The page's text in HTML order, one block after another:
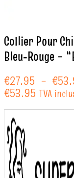
Collier Pour
Bleu‑Rouge –
€27.95 – €
€53.95 TVA